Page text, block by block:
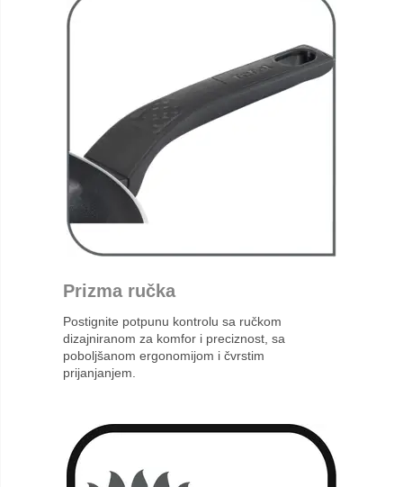
Prizma ručka
Postignite potpunu kontrolu sa ručkom
dizajniranom za komfor i preciznost, sa
poboljšanom ergonomijom i čvrstim
prijanjanjem.